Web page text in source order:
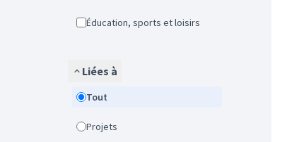
Éducation, sports et loisirs
Liées à
Tout
Projets